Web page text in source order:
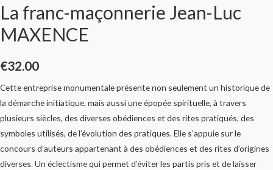
La franc-maçonnerie Jean-Luc
MAXENCE
€32.00
Cette entreprise monumentale présente non seulement un historique de
la démarche initiatique, mais aussi une épopée spirituelle, à travers
plusieurs siècles, des diverses obédiences et des rites pratiqués, des
symboles utilisés, de l’évolution des pratiques. Elle s’appuie sur le
concours d’auteurs appartenant à des obédiences et des rites d’origines
diverses. Un éclectisme qui permet d’éviter les partis pris et de laisser